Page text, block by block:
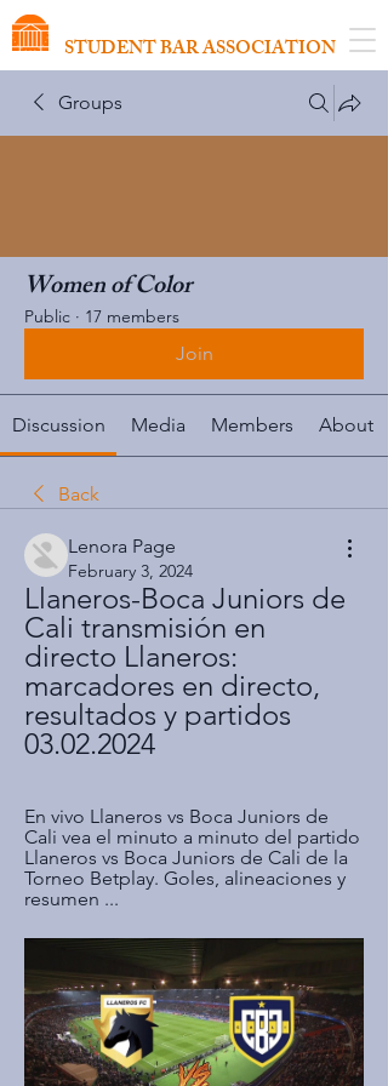
STUDENT BAR ASSOCIATION
Groups
Women of Color
Public · 17 members
Join
Discussion Media Members About
Back
Lenora Page
February 3, 2024
Llaneros-Boca Juniors de
Cali transmisión en
directo Llaneros:
marcadores en directo,
resultados y partidos
03.02.2024
En vivo Llaneros vs Boca Juniors de
Cali vea el minuto a minuto del partido
Llaneros vs Boca Juniors de Cali de la
Torneo Betplay. Goles, alineaciones y
resumen ...